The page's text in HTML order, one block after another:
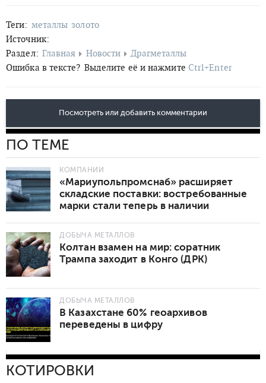
Теги: металлы золото
Источник:
Раздел: Главная Новости
Драгметаллы
Ошибка в тексте? Выделите её и нажмите Ctrl+Enter
Посмотреть или добавить комментарии
ПО ТЕМЕ
КОМПАНИИ
«Мариупольпромснаб» расширяет
складские поставки: востребованные
марки стали теперь в наличии
ДОБЫЧА МЕТАЛЛОВ
Колтан взамен на мир: соратник
Трампа заходит в Конго (ДРК)
ДОБЫЧА МЕТАЛЛОВ
В Казахстане 60% геоархивов
переведены в цифру
КОТИРОВКИ